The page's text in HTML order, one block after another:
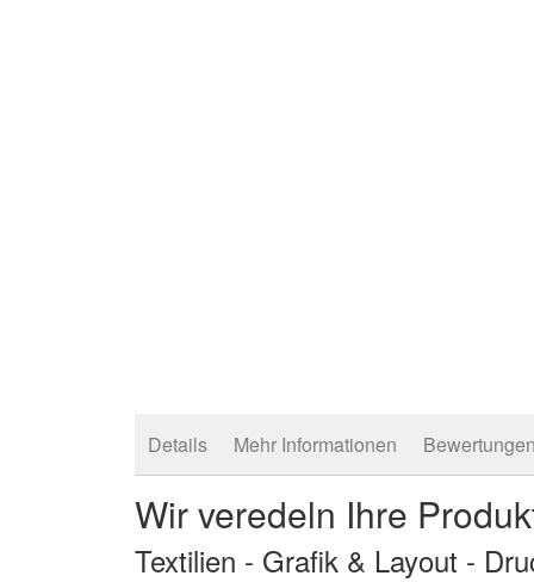
Details Mehr Informationen Bewertungen
Wir veredeln Ihre
Textilien - Grafik & Layout -